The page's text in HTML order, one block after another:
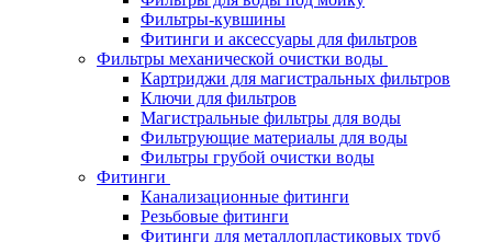
Фильтры-кувшины
Фитинги и аксессуары для фильтров
Фильтры механической очистки воды
Картриджи для магистральных фильтров
Ключи для фильтров
Магистральные фильтры для воды
Фильтрующие материалы для воды
Фильтры грубой очистки воды
Фитинги
Канализационные фитинги
Резьбовые фитинги
Фитинги для металлопластиковых труб